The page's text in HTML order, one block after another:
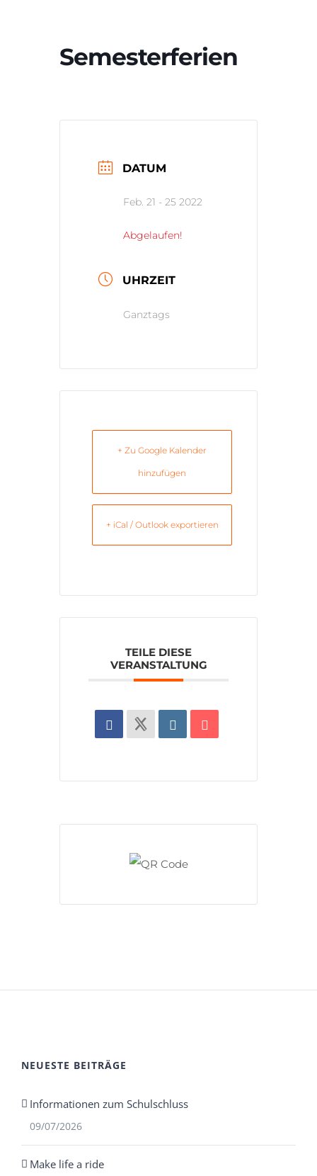
Semesterferien
DATUM
Feb. 21 - 25 2022
Abgelaufen!
UHRZEIT
Ganztags
+ Zu Google Kalender
hinzufügen
+ iCal / Outlook exportieren
TEILE DIESE
VERANSTALTUNG
NEUESTE BEITRÄGE
Informationen zum Schulschluss
09/07/2026
Make life a ride